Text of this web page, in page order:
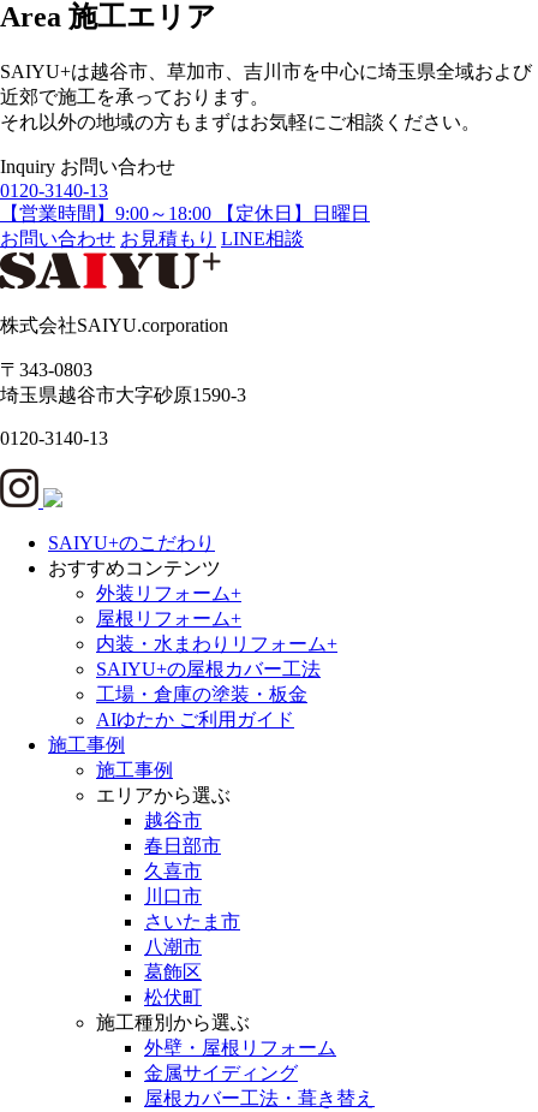
Area 施工エリア
SAIYU+は越谷市、草加市、吉川市を中心に埼玉県全域および
近郊で施工を承っております。
それ以外の地域の方もまずはお気軽にご相談ください。
Inquiry お問い合わせ
0120-3140-13
【営業時間】9:00～18:00 【定休日】日曜日
お問い合わせ お見積もり LINE相談
株式会社SAIYU.corporation
〒343-0803
埼玉県越谷市大字砂原1590-3
0120-3140-13
SAIYU+のこだわり
おすすめコンテンツ
外装リフォーム+
屋根リフォーム+
内装・水まわりリフォーム+
SAIYU+の屋根カバー工法
工場・倉庫の塗装・板金
AIゆたか ご利用ガイド
施工事例
施工事例
エリアから選ぶ
越谷市
春日部市
久喜市
川口市
さいたま市
八潮市
葛飾区
松伏町
施工種別から選ぶ
外壁・屋根リフォーム
金属サイディング
屋根カバー工法・葺き替え